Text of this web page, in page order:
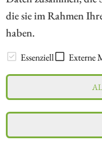
die sie im Rahmen
haben.
Essenziell Externe
und
LEXIKON
Impressum
Datenschutz
Interessenskonflikt &
Nutzungsbedingungen